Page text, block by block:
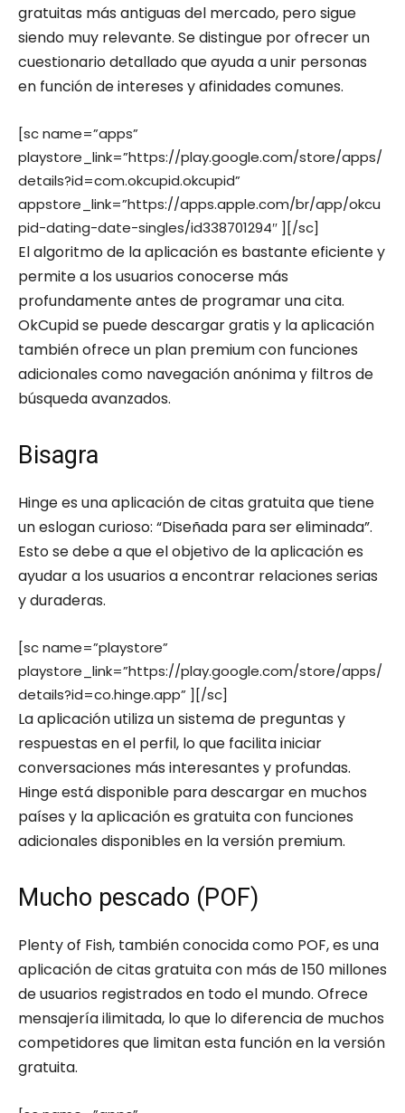
gratuitas más antiguas del mercado, pero sigue
siendo muy relevante. Se distingue por ofrecer un
cuestionario detallado que ayuda a unir personas
en función de intereses y afinidades comunes.
[sc name=”apps”
playstore_link=”https://play.google.com/store/apps/
details?id=com.okcupid.okcupid”
appstore_link=”https://apps.apple.com/br/app/okcu
pid-dating-date-singles/id338701294″ ][/sc]
El algoritmo de la aplicación es bastante eficiente y
permite a los usuarios conocerse más
profundamente antes de programar una cita.
OkCupid se puede descargar gratis y la aplicación
también ofrece un plan premium con funciones
adicionales como navegación anónima y filtros de
búsqueda avanzados.
Bisagra
Hinge es una aplicación de citas gratuita que tiene
un eslogan curioso: “Diseñada para ser eliminada”.
Esto se debe a que el objetivo de la aplicación es
ayudar a los usuarios a encontrar relaciones serias
y duraderas.
[sc name=”playstore”
playstore_link=”https://play.google.com/store/apps/
details?id=co.hinge.app” ][/sc]
La aplicación utiliza un sistema de preguntas y
respuestas en el perfil, lo que facilita iniciar
conversaciones más interesantes y profundas.
Hinge está disponible para descargar en muchos
países y la aplicación es gratuita con funciones
adicionales disponibles en la versión premium.
Mucho pescado (POF)
Plenty of Fish, también conocida como POF, es una
aplicación de citas gratuita con más de 150 millones
de usuarios registrados en todo el mundo. Ofrece
mensajería ilimitada, lo que lo diferencia de muchos
competidores que limitan esta función en la versión
gratuita.